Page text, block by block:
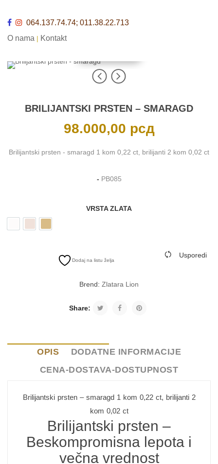
064.137.74.74; 011.38.22.713
O nama | Kontakt
BRILIJANTSKI PRSTEN – SMARAGD
98.000,00 рсд
Brilijantski prsten - smaragd 1 kom 0,22 ct, brilijanti 2 kom 0,02 ct
- PB085
VRSTA ZLATA
Belo zlatoRoze zlatoŽuto zlato
Dodaj na listu želja
Usporedi
Brend: Zlatara Lion
Share:
OPIS
DODATNE INFORMACIJE
CENA-DOSTAVA-DOSTUPNOST
Brilijantski prsten – smaragd 1 kom 0,22 ct, brilijanti 2
kom 0,02 ct
Brilijantski prsten –
Beskompromisna lepota i
večna vrednost